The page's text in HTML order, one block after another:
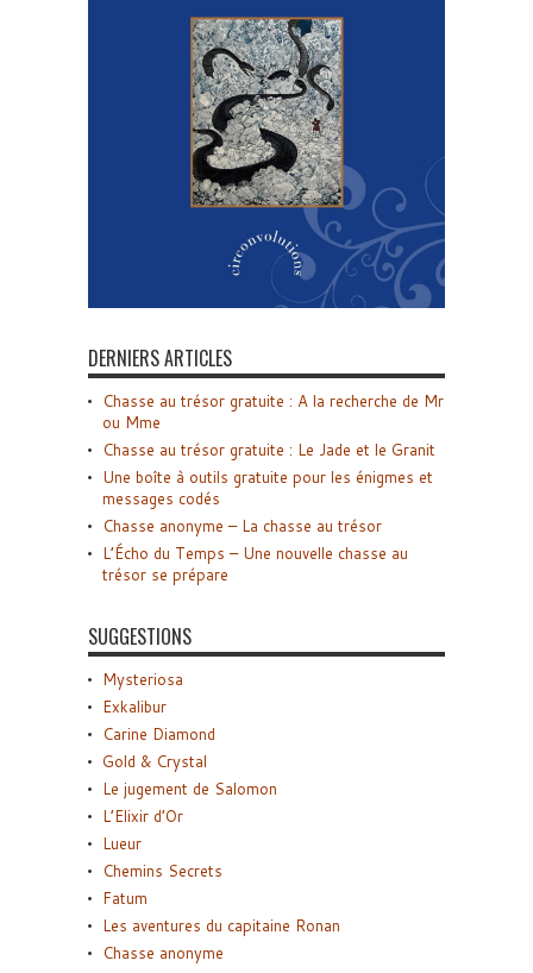
DERNIERS ARTICLES
Chasse au trésor gratuite : A la recherche de Mr
ou Mme
Chasse au trésor gratuite : Le Jade et le Granit
Une boîte à outils gratuite pour les énigmes et
messages codés
Chasse anonyme – La chasse au trésor
L’Écho du Temps – Une nouvelle chasse au
trésor se prépare
SUGGESTIONS
Mysteriosa
Exkalibur
Carine Diamond
Gold & Crystal
Le jugement de Salomon
L’Elixir d’Or
Lueur
Chemins Secrets
Fatum
Les aventures du capitaine Ronan
Chasse anonyme